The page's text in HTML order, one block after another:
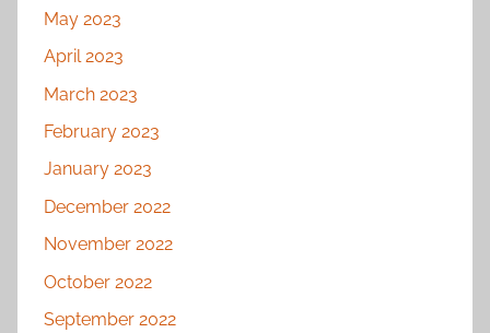
May 2023
April 2023
March 2023
February 2023
January 2023
December 2022
November 2022
October 2022
September 2022